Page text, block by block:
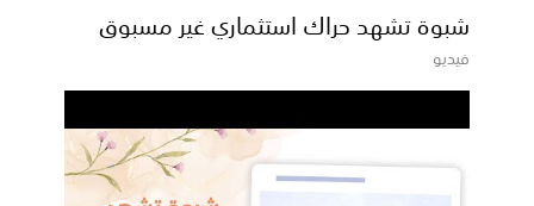
شبوة تشهد حراك استثماري غير مسبوق
فيديو